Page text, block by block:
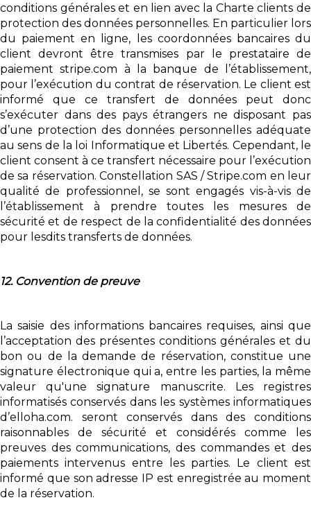
conditions générales et en lien avec la Charte clients de
protection des données personnelles. En particulier lors
du paiement en ligne, les coordonnées bancaires du
client devront être transmises par le prestataire de
paiement stripe.com à la banque de l’établissement,
pour l’exécution du contrat de réservation. Le client est
informé que ce transfert de données peut donc
s’exécuter dans des pays étrangers ne disposant pas
d’une protection des données personnelles adéquate
au sens de la loi Informatique et Libertés. Cependant, le
client consent à ce transfert nécessaire pour l’exécution
de sa réservation. Constellation SAS / Stripe.com en leur
qualité de professionnel, se sont engagés vis-à-vis de
l’établissement à prendre toutes les mesures de
sécurité et de respect de la confidentialité des données
pour lesdits transferts de données.
12. Convention de preuve
La saisie des informations bancaires requises, ainsi que
l’acceptation des présentes conditions générales et du
bon ou de la demande de réservation, constitue une
signature électronique qui a, entre les parties, la même
valeur qu'une signature manuscrite. Les registres
informatisés conservés dans les systèmes informatiques
d’elloha.com. seront conservés dans des conditions
raisonnables de sécurité et considérés comme les
preuves des communications, des commandes et des
paiements intervenus entre les parties. Le client est
informé que son adresse IP est enregistrée au moment
de la réservation.